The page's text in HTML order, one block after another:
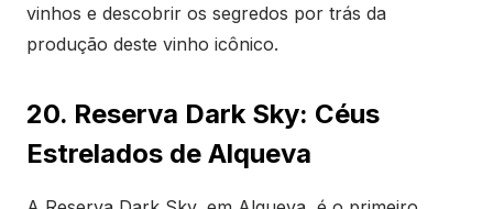
vinhos e descobrir os segredos por trás da
produção deste vinho icônico.
20. Reserva Dark Sky: Céus
Estrelados de Alqueva